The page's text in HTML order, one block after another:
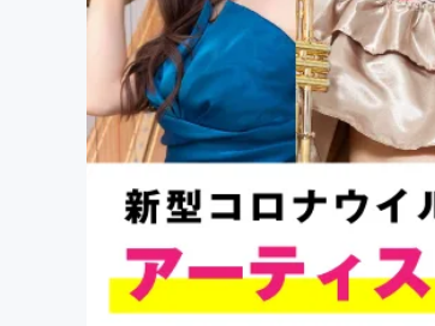
ビジネス・起業
まちづくり・地域活性化